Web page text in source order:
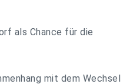
als Chance für die
mit dem Wechsel